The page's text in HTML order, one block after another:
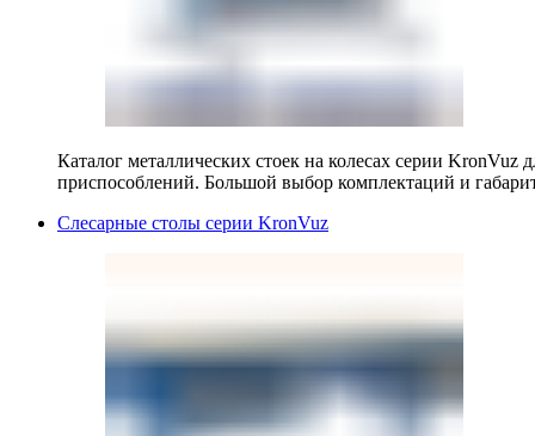
Каталог металлических стоек на колесах серии KronVuz
приспособлений. Большой выбор комплектаций и
Слесарные столы серии KronVuz